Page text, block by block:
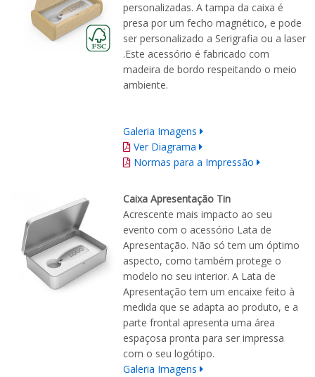
personalizadas. A tampa da caixa é
presa por um fecho magnético, e pode
ser personalizado a Serigrafia ou a laser
.Este acessório é fabricado com
madeira de bordo respeitando o meio
ambiente.
Galeria Imagens
Ver Diagrama
Normas para a Impressão
Caixa Apresentação Tin
Acrescente mais impacto ao seu
evento com o acessório Lata de
Apresentação. Não só tem um óptimo
aspecto, como também protege o
modelo no seu interior. A Lata de
Apresentação tem um encaixe feito à
medida que se adapta ao produto, e a
parte frontal apresenta uma área
espaçosa pronta para ser impressa
com o seu logótipo.
Galeria Imagens